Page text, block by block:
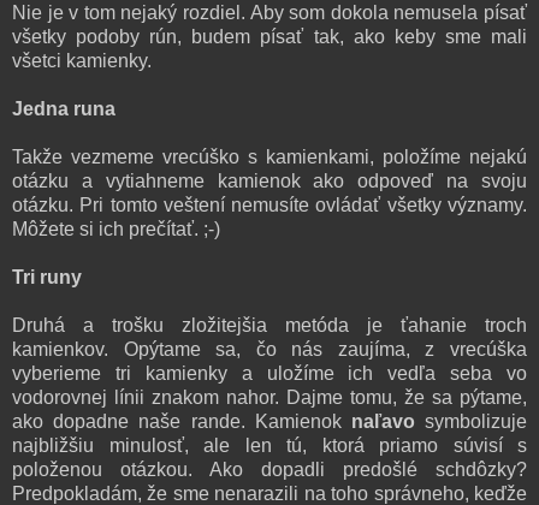
Nie je v tom nejaký rozdiel. Aby som dokola nemusela písať
všetky podoby rún, budem písať tak, ako keby sme mali
všetci kamienky.
Jedna runa
Takže vezmeme vrecúško s kamienkami, položíme nejakú
otázku a vytiahneme kamienok ako odpoveď na svoju
otázku. Pri tomto veštení nemusíte ovládať všetky významy.
Môžete si ich prečítať. ;-)
Tri runy
Druhá a trošku zložitejšia metóda je ťahanie troch
kamienkov. Opýtame sa, čo nás zaujíma, z vrecúška
vyberieme tri kamienky a uložíme ich vedľa seba vo
vodorovnej línii znakom nahor. Dajme tomu, že sa pýtame,
ako dopadne naše rande. Kamienok naľavo symbolizuje
najbližšiu minulosť, ale len tú, ktorá priamo súvisí s
položenou otázkou. Ako dopadli predošlé schdôzky?
Predpokladám, že sme nenarazili na toho správneho, keďže